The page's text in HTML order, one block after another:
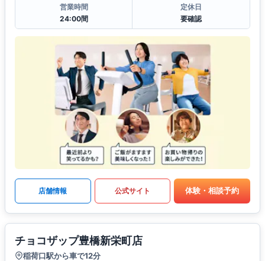
営業時間
24:00間
定休日
要確認
店舗情報 公式サイト 体験・相談予約
チョコザップ豊橋新栄町店
稲荷口駅から車で12分